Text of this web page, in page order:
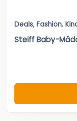
Deals, Fashion,
Steiff Baby-